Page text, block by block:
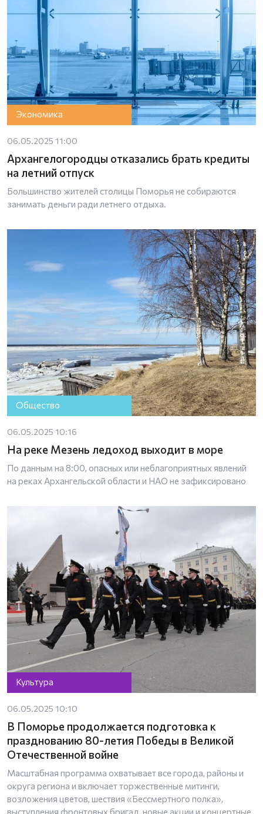
Экономика
06.05.2025 11:00
Архангелогородцы отказались брать кредиты
на летний отпуск
Большинство жителей столицы Поморья не собираются
занимать деньги ради летнего отдыха.
Общество
06.05.2025 10:16
На реке Мезень ледоход выходит в море
По данным на 8:00, опасных или неблагоприятных явлений
на реках Архангельской области и НАО не зафиксировано
Культура
06.05.2025 10:10
В Поморье продолжается подготовка к
празднованию 80-летия Победы в Великой
Отечественной войне
Масштабная программа охватывает все города, районы и
округа региона и включает торжественные митинги,
возложения цветов, шествия «Бессмертного полка»,
выступления фронтовых бригад, новые акции и концертные